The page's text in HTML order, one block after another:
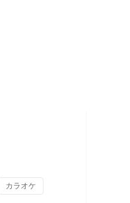
カラオケ